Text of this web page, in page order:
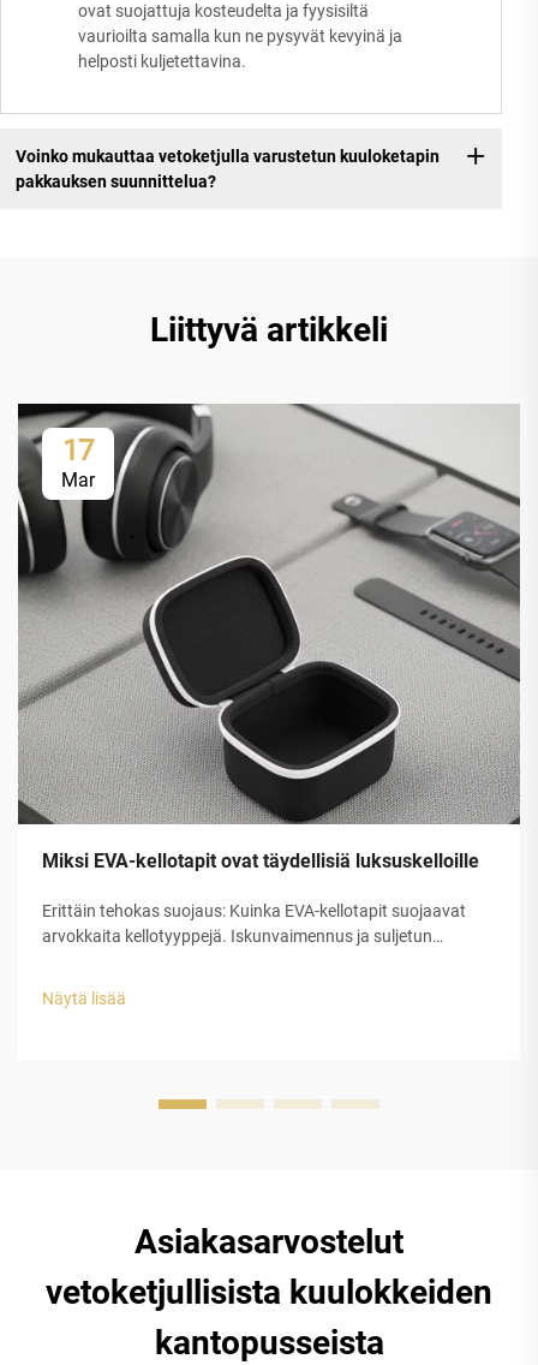
ovat suojattuja kosteudelta ja fyysisiltä
vaurioilta samalla kun ne pysyvät kevyinä ja
helposti kuljetettavina.
Voinko mukauttaa vetoketjulla varustetun kuuloketapin
pakkauksen suunnittelua?
Liittyvä artikkeli
17
Mar
Miksi EVA-kellotapit ovat täydellisiä luksuskelloille
Erittäin tehokas suojaus: Kuinka EVA-kellotapit suojaavat
arvokkaita kellotyyppejä. Iskunvaimennus ja suljetun
erinomainen suojauskyky luksuskellojen tappeihin...
Näytä lisää
Asiakasarvostelut
vetoketjullisista kuulokkeiden
kantopusseista